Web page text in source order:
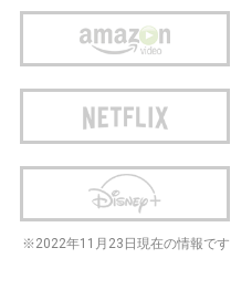
※2022年11月23日現在の情報です